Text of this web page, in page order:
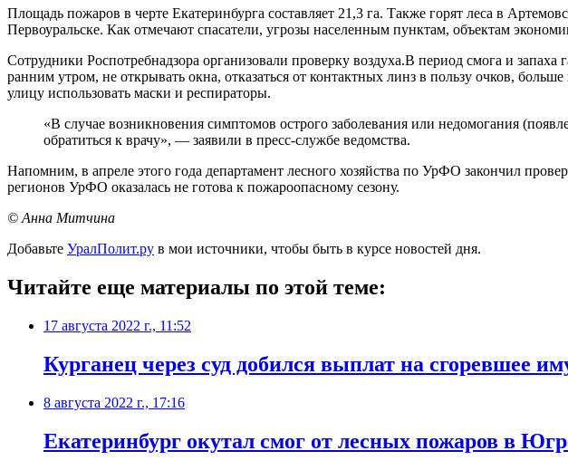
Площадь пожаров в черте Екатеринбурга составляет 21,3 га. Также горят леса в
Первоуральске. Как отмечают спасатели, угрозы населенным пунктам, объектам
Сотрудники Роспотребнадзора организовали проверку воздуха.В период смога и
ранним утром, не открывать окна, отказаться от контактных линз в пользу очков,
улицу использовать маски и респираторы.
«В случае возникновения симптомов острого заболевания или недомогания
обратиться к врачу», — заявили в пресс-службе ведомства.
Напомним, в апреле этого года департамент лесного хозяйства по УрФО закончил
регионов УрФО оказалась не готова к пожароопасному сезону.
© Анна Митчина
Добавьте УралПолит.ру в мои источники, чтобы быть в курсе новостей дня.
Читайте еще материалы по этой теме:
17 августа 2022 г., 11:52
Курганец через суд добился выплат на сгоревшее
8 августа 2022 г., 17:16
Екатеринбург окутал смог от лесных пожаров в